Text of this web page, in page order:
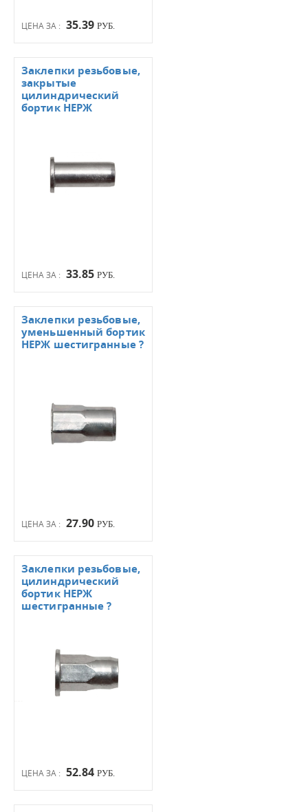
ЦЕНА ЗА : 35.39 РУБ.
ЦЕНА ЗА : 33.85 РУБ.
Заклепки резьбовые,
закрытые
цилиндрический
бортик НЕРЖ
ЦЕНА ЗА : 27.90 РУБ.
Заклепки резьбовые,
уменьшенный бортик
НЕРЖ шестигранные ?
ЦЕНА ЗА : 52.84 РУБ.
Заклепки резьбовые,
цилиндрический
бортик НЕРЖ
шестигранные ?